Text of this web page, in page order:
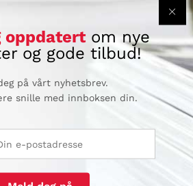
Rund vegg-/dør-/gulvfolie
oppdatert om nye
og gode tilbud!
på vårt nyhetsbrev.
snille med innboksen din.